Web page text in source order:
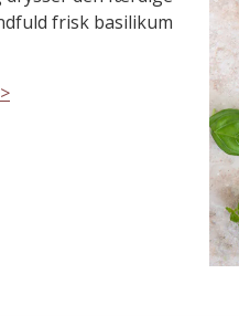
frisk basilikum